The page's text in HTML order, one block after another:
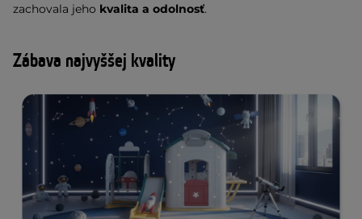
zachovala jeho kvalita a odolnosť.
Zábava najvyššej kvality